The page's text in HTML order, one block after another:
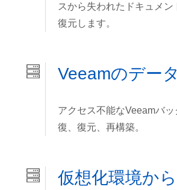
スから失われたドキュメン
復元します。
Veeamのデー
アクセス不能なVeeamバ
復、復元、再構築。
仮想化環境か